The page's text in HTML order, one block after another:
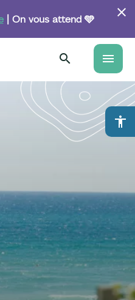
| On vous attend 🩵
menu
accessibility